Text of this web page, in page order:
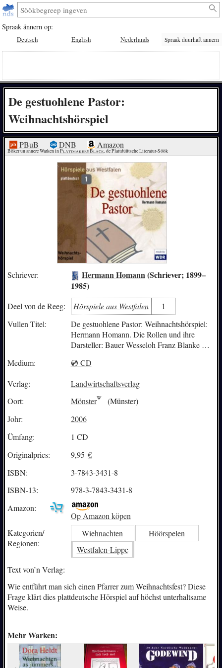
Spraak ännern op:
Deutsch English Nederlands Spraak duurhaft ännern
De gestuohlene Pastor:
Weihnachtshörspiel
PBuB DNB Amazon
Böker un annere Warken in Plattmakers Black, de Plattdüütsche Literatur-Söök
Schriever: Hermann Homann(Schriever; 1899–
1985)
Deel von de Reeg: Hörspiele aus Westfalen
1
Vullen Titel:
De gestuohlene Pastor: Weihnachtshörspiel:
Hermann Homann. Die Rollen und ihre
Darsteller: Bauer Wesseloh Franz Blanke …
Medium:
💿 CD
Verlag:
Landwirtschaftsverlag
Oort:
Mönster
(Münster)
Johr:
2006
Ümfang:
1 CD
Originalpries:
9,95 €
ISBN:
3-7843-3431-8
ISBN-13:
978-3-7843-3431-8
Amazon:
Op Amazon köpen
Kategorien/
Regionen:
Wiehnachten
Höörspelen
Westfalen-Lippe
Text von’n Verlag:
Wie entführt man sich einen Pfarrer zum Weihnachtsfest? Diese
Frage klärt dies plattdeutsche Hörspiel auf höchst unterhaltsame
Weise.
Mehr Warken: